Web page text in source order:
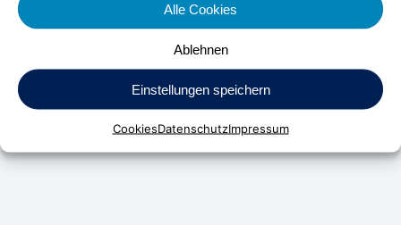
Alle Cookies
Ablehnen
Einstellungen speichern
CookiesDatenschutzImpressum